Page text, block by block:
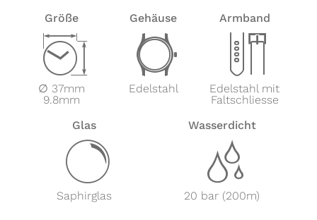
Größe
Z
∅ 37mm
9.8mm
Gehäuse
w
Edelstahl
Armband
x
Edelstahl mit
Faltschliesse
Glas
y
Saphirglas
Wasserdicht
z
20 bar (200m)